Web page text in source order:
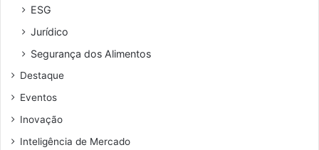
ESG
Jurídico
Segurança dos Alimentos
Destaque
Eventos
Inovação
Inteligência de Mercado